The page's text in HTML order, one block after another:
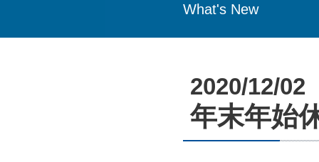
What's New
2020/12/02
年末年始